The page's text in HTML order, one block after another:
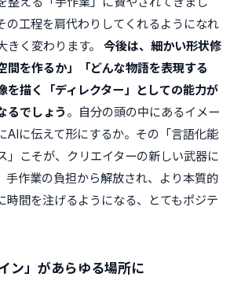
の工程を肩代わりしてくれるようになれ
きく変わります。 今後は、細かい形状修
間を作るか」「どんな物語を表現する
を描く「ディレクター」としての能力が
るでしょう 。自分の頭の中にあるイメー
AIに伝えて形にするか。その「言語化能
」こそが、クリエイターの新しい武器に
手作業の負担から解放され、より本質的
時間を注げるようになる、とてもポジテ
ン」があらゆる場所に